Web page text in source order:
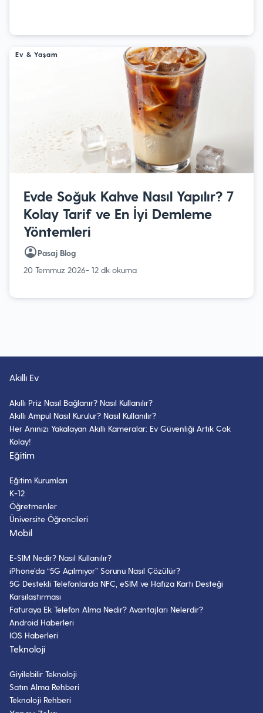
Ev & Yaşam
Evde Soğuk Kahve Nasıl Yapılır? 7
Kolay Tarif ve En İyi Demleme
Yöntemleri
Pasaj Blog
20 Temmuz 2026- 12 dk okuma
Akıllı Ev
Akıllı Priz Nasıl Bağlanır? Nasıl Kullanılır?
Akıllı Ampul Nasıl Kurulur? Nasıl Kullanılır?
Her Anınızı Yakalayan Akıllı Kameralar: Ev Güvenliği Artık Çok
Kolay!
Eğitim
Eğitim Kurumları
K-12
Öğretmenler
Üniversite Öğrencileri
Mobil
E-SIM Nedir? Nasıl Kullanılır?
iPhone’da “5G Açılmıyor” Sorunu Nasıl Çözülür?
5G Destekli Telefonlarda NFC, eSIM ve Hafıza Kartı Desteği
Karşılaştırması
Faturaya Ek Telefon Alma Nedir? Avantajları Nelerdir?
Android Haberleri
IOS Haberleri
Teknoloji
Giyilebilir Teknoloji
Satın Alma Rehberi
Teknoloji Rehberi